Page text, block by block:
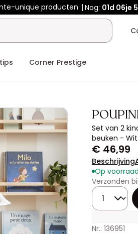
unique producten Nog:01d 06je
Corner Prestige
Set van 2
beuken - Wit
€ 46,99
Beschrijving
Op voorraad
Verzonden
Hoeveelheid
Nr.: 136951